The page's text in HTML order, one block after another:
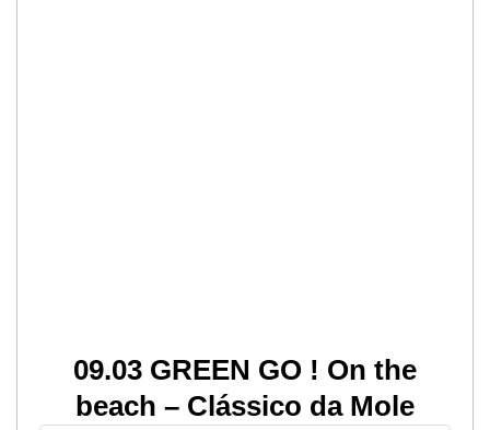
09.03 GREEN GO ! On the
beach – Clássico da Mole